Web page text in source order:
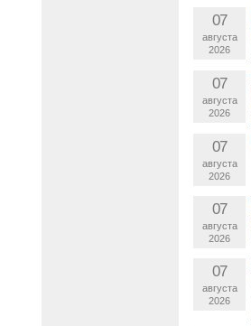
07
августа
2026
07
августа
2026
07
августа
2026
07
августа
2026
07
августа
2026